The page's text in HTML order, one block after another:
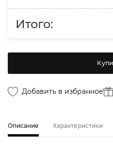
Итого:
Добавить в избранное
Описание Характеристики